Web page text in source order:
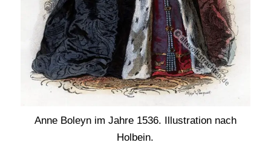
Anne Boleyn im Jahre 1536. Illustration nach
Holbein.